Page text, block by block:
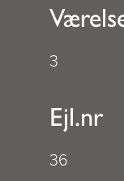
3
Ejl.nr
36